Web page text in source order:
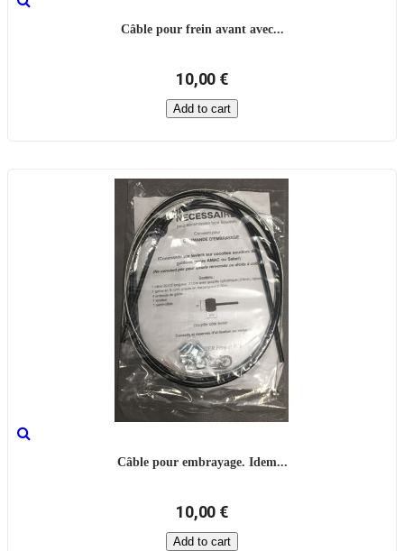
Câble pour frein avant avec...
10,00 €
Add to cart
Câble pour embrayage. Idem...
10,00 €
Add to cart